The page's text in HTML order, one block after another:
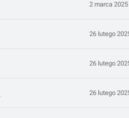
2 marca 2025
26 lutego
26 lutego
26 lutego